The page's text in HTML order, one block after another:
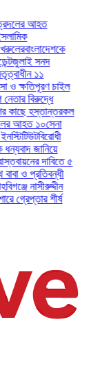
আহত
বাংলাদেশকে
জুলাই সনদ
১১
ক্ষতিপূরণ চাইল
বিরুদ্ধে
হস্তান্তরকল
আহত ১০সেনা
বিরোধী
জানিয়ে
দাবিতে ৫
ও প্রতিবন্ধী
নাসীরুদ্দীন
গ্রেপ্তার শীর্ষ